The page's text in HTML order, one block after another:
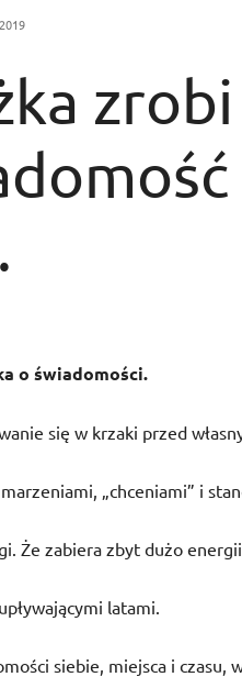
o świadomości.
się w krzaki przed
„chceniami” i
Że zabiera zbyt dużo
latami.
siebie, miejsca i czasu,